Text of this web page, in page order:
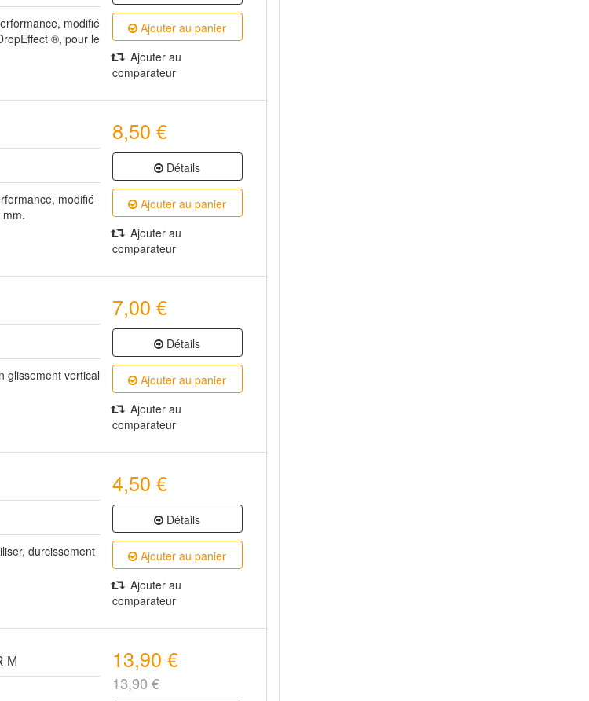
modifié
®, pour le
Ajouter au panier
Ajouter au
comparateur
modifié
8,50 €
Détails
Ajouter au panier
Ajouter au
comparateur
glissement vertical
7,00 €
Détails
Ajouter au panier
Ajouter au
comparateur
durcissement
4,50 €
Détails
Ajouter au panier
Ajouter au
comparateur
M 13,90 €
13,90 €